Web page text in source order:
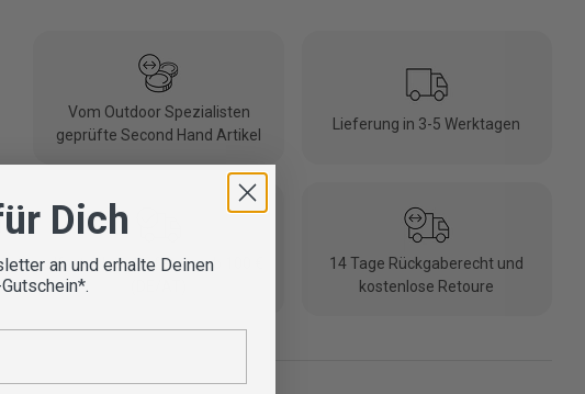
Vom Outdoor Spezialisten
geprüfte Second Hand Artikel
Lieferung in 3-5 Werktagen
Kostenlose Lieferung ab 100 €
14 Tage Rückgaberecht und
kostenlose Retoure
Dich
an und erhalte Deinen